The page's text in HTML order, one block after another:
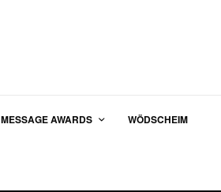
MESSAGE AWARDS WÖDSCHEIM